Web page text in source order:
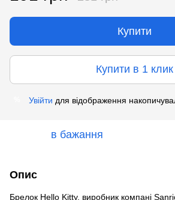
Купити
Купити в 1 клик
Увійти для відображення
в бажання
Опис
Брелок Hello Kitty, виробник компані